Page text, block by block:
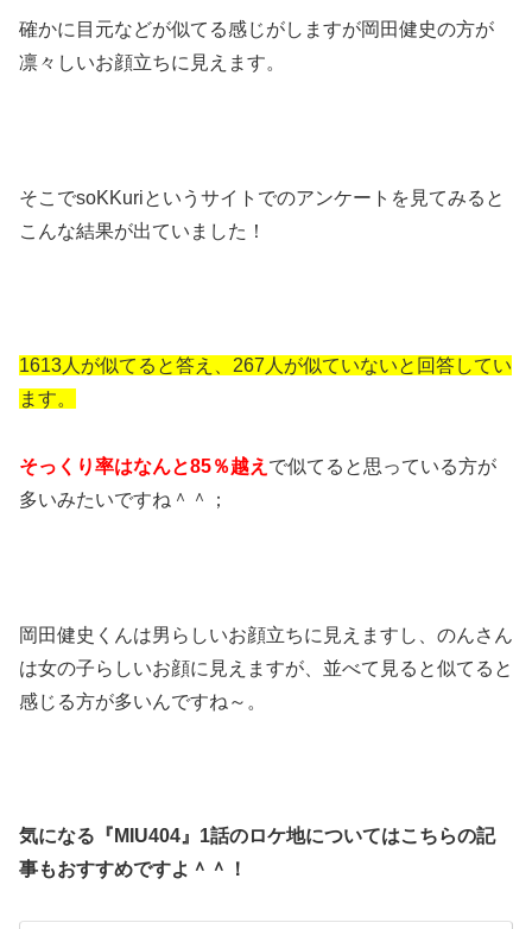
確かに目元などが似てる感じがしますが岡田健史の方が
凛々しいお顔立ちに見えます。
そこでsoKKuriというサイトでのアンケートを見てみると
こんな結果が出ていました！
1613人が似てると答え、267人が似ていないと回答してい
ます。
そっくり率はなんと85％越え で似てると思っている方が
多いみたいですね＾＾；
岡田健史くんは男らしいお顔立ちに見えますし、のんさん
は女の子らしいお顔に見えますが、並べて見ると似てると
感じる方が多いんですね～。
気になる『MIU404』1話のロケ地についてはこちらの記
事もおすすめですよ＾＾！